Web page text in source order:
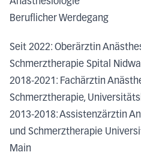
Beruflicher Werdegang
Seit 2022: Oberärztin
Schmerztherapie Spital
2018-2021: Fachärztin
Schmerztherapie,
2013-2018: Assistenzärztin
und Schmerztherapie
Main